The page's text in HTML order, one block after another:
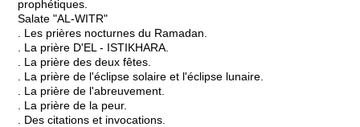
prophétiques.
Salate "AL-WITR"
. Les prières nocturnes du Ramadan.
. La prière D'EL - ISTIKHARA.
. La prière des deux fêtes.
. La prière de l'éclipse solaire et l'éclipse lunaire.
. La prière de l'abreuvement.
. La prière de la peur.
. Des citations et invocations.